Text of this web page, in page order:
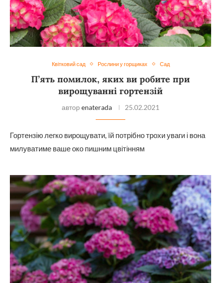
Квітковий сад Рослини у горщиках Сад
П’ять помилок, яких ви робите при
вирощуванні гортензій
автор enaterada 25.02.2021
Гортензію легко вирощувати, їй потрібно трохи уваги і вона
милуватиме ваше око пишним цвітінням